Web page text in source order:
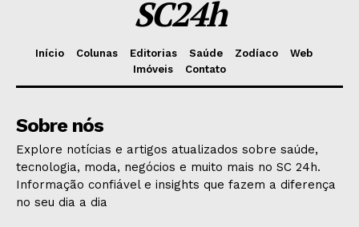
SC24h
Início Colunas Editorias Saúde Zodíaco
Web
Imóveis
Contato
Sobre nós
Explore notícias e artigos atualizados sobre saúde,
tecnologia, moda, negócios e muito mais no SC 24h.
Informação confiável e insights que fazem a diferença
no seu dia a dia